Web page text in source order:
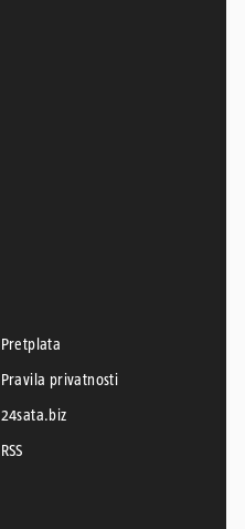
Pretplata
Pravila privatnosti
24sata.biz
RSS